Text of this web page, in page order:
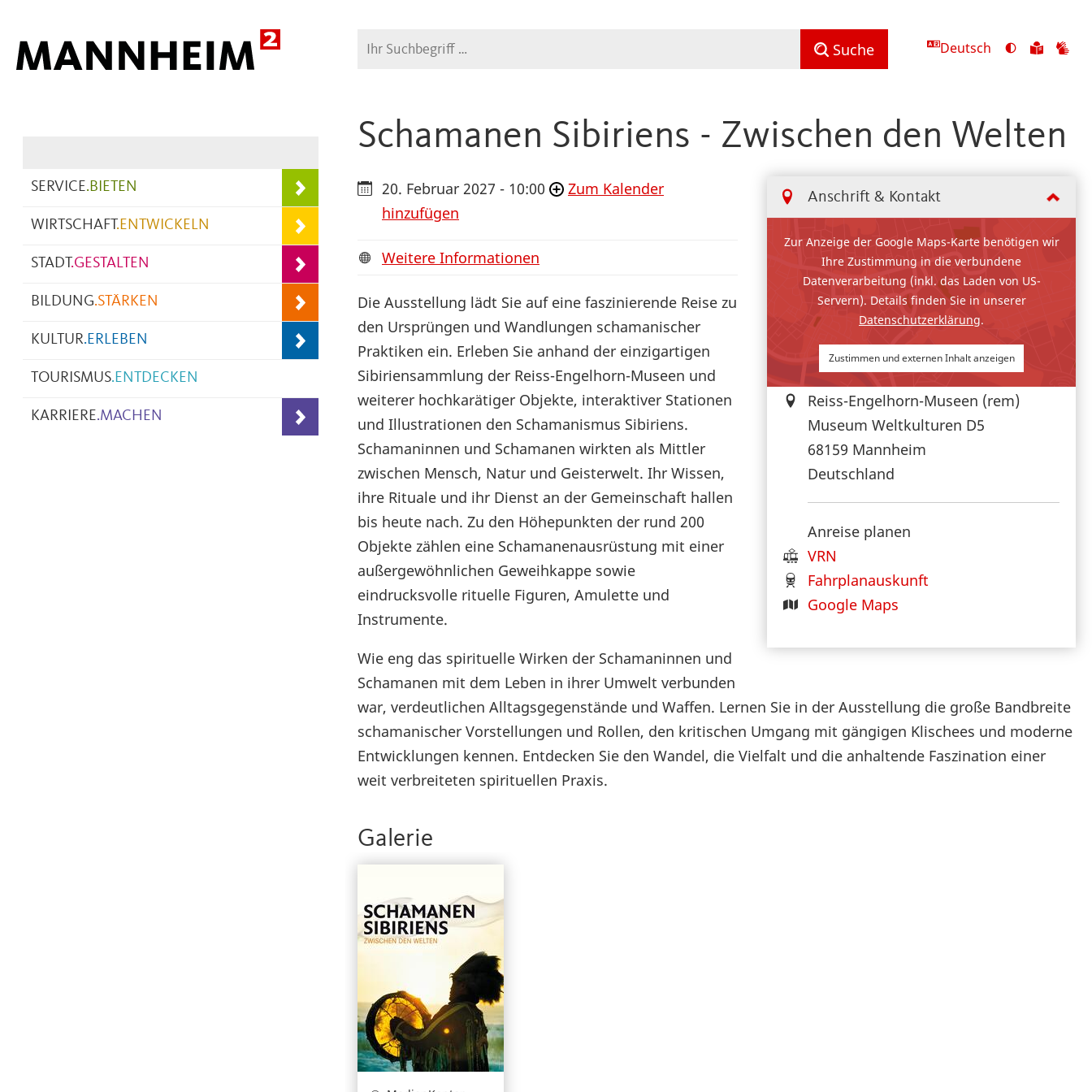
Suche Suche Deutsch
Ansicht
umschalten
Zu
leichter
SERVICE.BIETEN
WIRTSCHAFT.ENTWICKELN
STADT.GESTALTEN
BILDUNG.STÄRKEN
KULTUR.ERLEBEN
TOURISMUS.ENTDECKEN
KARRIERE.MACHEN
Schamanen Sibiriens - Zwischen den Welten
Anschrift & Kontakt
Zur Anzeige der Google Maps-Karte benötigen wir
Ihre Zustimmung in die verbundene
Datenverarbeitung (inkl. das Laden von US-
Servern). Details finden Sie in unserer
Datenschutzerklärung.
Zustimmen und externen Inhalt anzeigen
Reiss-Engelhorn-Museen (rem)
Museum Weltkulturen D5
68159 Mannheim
Deutschland
Anreise planen
VRN
Fahrplanauskunft
Google Maps
20. Februar 2027 - 10:00
Zum Kalender
hinzufügen
Weitere Informationen
Die Ausstellung lädt Sie auf eine faszinierende Reise zu
den Ursprüngen und Wandlungen schamanischer
Praktiken ein. Erleben Sie anhand der einzigartigen
Sibiriensammlung der Reiss-Engelhorn-Museen und
weiterer hochkarätiger Objekte, interaktiver Stationen
und Illustrationen den Schamanismus Sibiriens.
Schamaninnen und Schamanen wirkten als Mittler
zwischen Mensch, Natur und Geisterwelt. Ihr Wissen,
ihre Rituale und ihr Dienst an der Gemeinschaft hallen
bis heute nach. Zu den Höhepunkten der rund 200
Objekte zählen eine Schamanenausrüstung mit einer
außergewöhnlichen Geweihkappe sowie
eindrucksvolle rituelle Figuren, Amulette und
Instrumente.
Wie eng das spirituelle Wirken der Schamaninnen und
Schamanen mit dem Leben in ihrer Umwelt verbunden
war, verdeutlichen Alltagsgegenstände und Waffen. Lernen Sie in der Ausstellung die große Bandbreite
schamanischer Vorstellungen und Rollen, den kritischen Umgang mit gängigen Klischees und moderne
Entwicklungen kennen. Entdecken Sie den Wandel, die Vielfalt und die anhaltende Faszination einer
weit verbreiteten spirituellen Praxis.
Galerie